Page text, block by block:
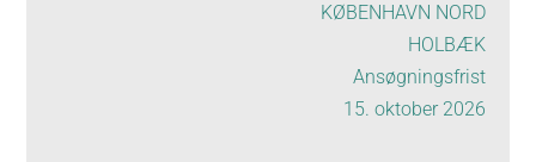
KØBENHAVN NORD
HOLBÆK
Ansøgningsfrist
15. oktober 2026